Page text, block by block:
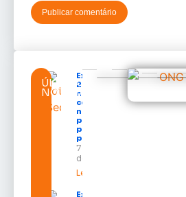
ÚLTIMAS
NOTÍCIAS
Expofeira
2026 começa
neste sábado
com shows,
negócios e
programação
para todos os
públicos
7 de agosto
de 2026
Leia mais »
Expofeira